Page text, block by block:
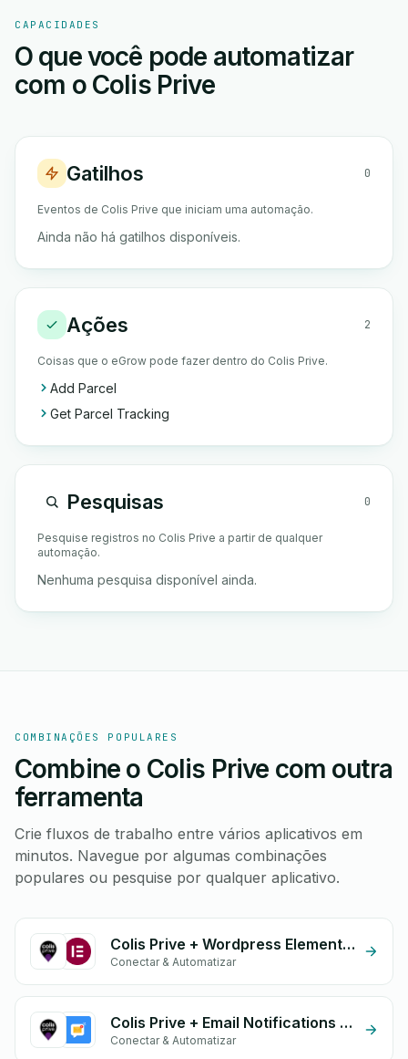
CAPACIDADES
O que você pode automatizar
com o Colis Prive
Gatilhos 0
Eventos de Colis Prive que iniciam uma automação.
Ainda não há gatilhos disponíveis.
Ações 2
Coisas que o eGrow pode fazer dentro do Colis Prive.
Add Parcel
Get Parcel Tracking
Pesquisas 0
Pesquise registros no Colis Prive a partir de qualquer
automação.
Nenhuma pesquisa disponível ainda.
COMBINAÇÕES POPULARES
Combine o Colis Prive com outra
ferramenta
Crie fluxos de trabalho entre vários aplicativos em
minutos. Navegue por algumas combinações
populares ou pesquise por qualquer aplicativo.
Colis Prive + Wordpress Elementor
Conectar & Automatizar
Colis Prive + Email Notifications by eGrow
Conectar & Automatizar